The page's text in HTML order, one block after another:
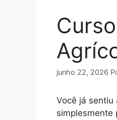
junho 22, 2026
Você já sentiu
simplesmente